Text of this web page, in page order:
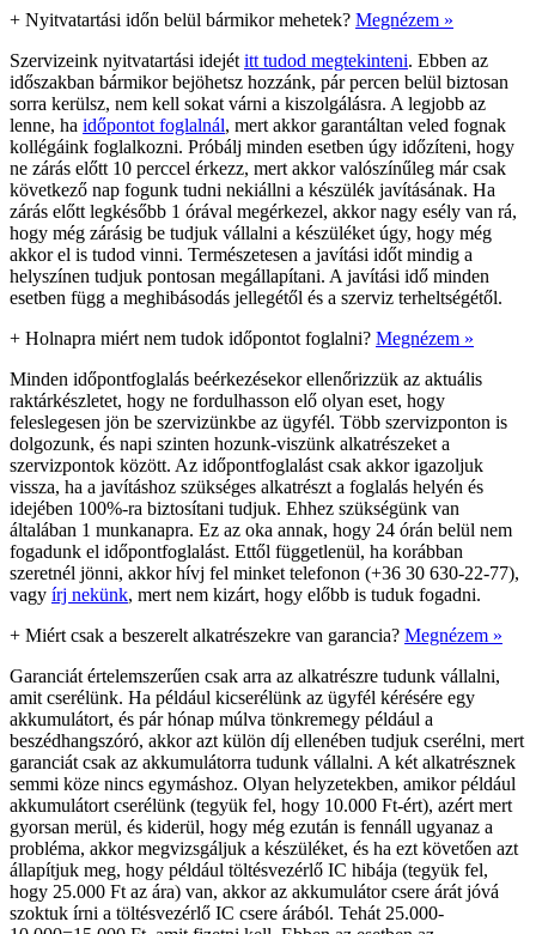
+ Nyitvatartási időn belül bármikor mehetek? Megnézem »
Szervizeink nyitvatartási idejét itt tudod megtekinteni. Ebben az
időszakban bármikor bejöhetsz hozzánk, pár percen belül biztosan
sorra kerülsz, nem kell sokat várni a kiszolgálásra. A legjobb az
lenne, ha időpontot foglalnál, mert akkor garantáltan veled fognak
kollégáink foglalkozni. Próbálj minden esetben úgy időzíteni, hogy
ne zárás előtt 10 perccel érkezz, mert akkor valószínűleg már csak
következő nap fogunk tudni nekiállni a készülék javításának. Ha
zárás előtt legkésőbb 1 órával megérkezel, akkor nagy esély van rá,
hogy még zárásig be tudjuk vállalni a készüléket úgy, hogy még
akkor el is tudod vinni. Természetesen a javítási időt mindig a
helyszínen tudjuk pontosan megállapítani. A javítási idő minden
esetben függ a meghibásodás jellegétől és a szerviz terheltségétől.
+ Holnapra miért nem tudok időpontot foglalni? Megnézem »
Minden időpontfoglalás beérkezésekor ellenőrizzük az aktuális
raktárkészletet, hogy ne fordulhasson elő olyan eset, hogy
feleslegesen jön be szervizünkbe az ügyfél. Több szervizponton is
dolgozunk, és napi szinten hozunk-viszünk alkatrészeket a
szervizpontok között. Az időpontfoglalást csak akkor igazoljuk
vissza, ha a javításhoz szükséges alkatrészt a foglalás helyén és
idejében 100%-ra biztosítani tudjuk. Ehhez szükségünk van
általában 1 munkanapra. Ez az oka annak, hogy 24 órán belül nem
fogadunk el időpontfoglalást. Ettől függetlenül, ha korábban
szeretnél jönni, akkor hívj fel minket telefonon (+36 30 630-22-77),
vagy írj nekünk, mert nem kizárt, hogy előbb is tuduk fogadni.
+ Miért csak a beszerelt alkatrészekre van garancia? Megnézem »
Garanciát értelemszerűen csak arra az alkatrészre tudunk vállalni,
amit cserélünk. Ha például kicserélünk az ügyfél kérésére egy
akkumulátort, és pár hónap múlva tönkremegy például a
beszédhangszóró, akkor azt külön díj ellenében tudjuk cserélni, mert
garanciát csak az akkumulátorra tudunk vállalni. A két alkatrésznek
semmi köze nincs egymáshoz. Olyan helyzetekben, amikor például
akkumulátort cserélünk (tegyük fel, hogy 10.000 Ft-ért), azért mert
gyorsan merül, és kiderül, hogy még ezután is fennáll ugyanaz a
probléma, akkor megvizsgáljuk a készüléket, és ha ezt követően azt
állapítjuk meg, hogy például töltésvezérlő IC hibája (tegyük fel,
hogy 25.000 Ft az ára) van, akkor az akkumulátor csere árát jóvá
szoktuk írni a töltésvezérlő IC csere árából. Tehát 25.000-